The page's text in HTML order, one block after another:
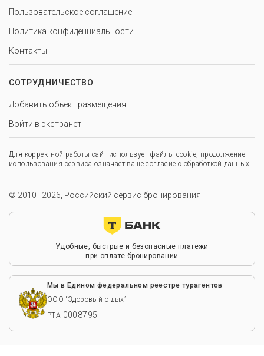
Пользовательское соглашение
Политика конфиденциальности
Контакты
СОТРУДНИЧЕСТВО
Добавить объект размещения
Войти в экстранет
Для корректной работы сайт использует файлы cookie, продолжение
использования сервиса означает ваше согласие с обработкой данных.
© 2010–2026, Российский сервис бронирования
Удобные, быстрые и безопасные платежи
при оплате бронирований
Мы в Едином федеральном реестре турагентов
ООО “Здоровый отдых”
РТА 0008795